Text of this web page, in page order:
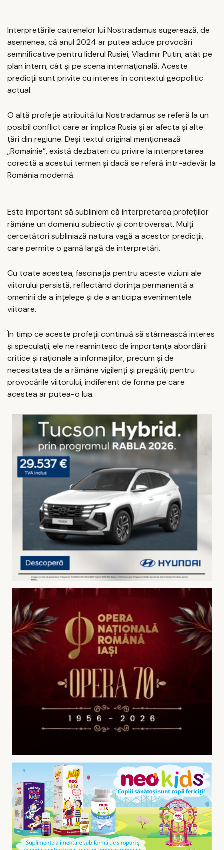
Interpretările catrenelor lui Nostradamus sugerează, de
asemenea, că anul 2024 ar putea aduce provocări
semnificative pentru liderul Rusiei, Vladimir Putin, atât pe
plan intern, cât și pe scena internațională. Aceste
predicții sunt privite cu interes în contextul geopolitic
actual.
O altă profeție atribuită lui Nostradamus se referă la un
posibil conflict care ar implica Rusia și ar afecta și alte
țări din regiune. Deși textul original menționează
„Romainie”, există dezbateri cu privire la interpretarea
corectă a acestui termen și dacă se referă într-adevăr la
România modernă.
Este important să subliniem că interpretarea profețiilor
rămâne un domeniu subiectiv și controversat. Mulți
cercetători subliniază natura vagă a acestor predicții,
care permite o gamă largă de interpretări.
Cu toate acestea, fascinația pentru aceste viziuni ale
viitorului persistă, reflectând dorința permanentă a
omenirii de a înțelege și de a anticipa evenimentele
viitoare.
În timp ce aceste profeții continuă să stârnească interes
și speculații, ele ne reamintesc de importanța abordării
critice și raționale a informațiilor, precum și de
necesitatea de a rămâne vigilenți și pregătiți pentru
provocările viitorului, indiferent de forma pe care
acestea ar putea-o lua.